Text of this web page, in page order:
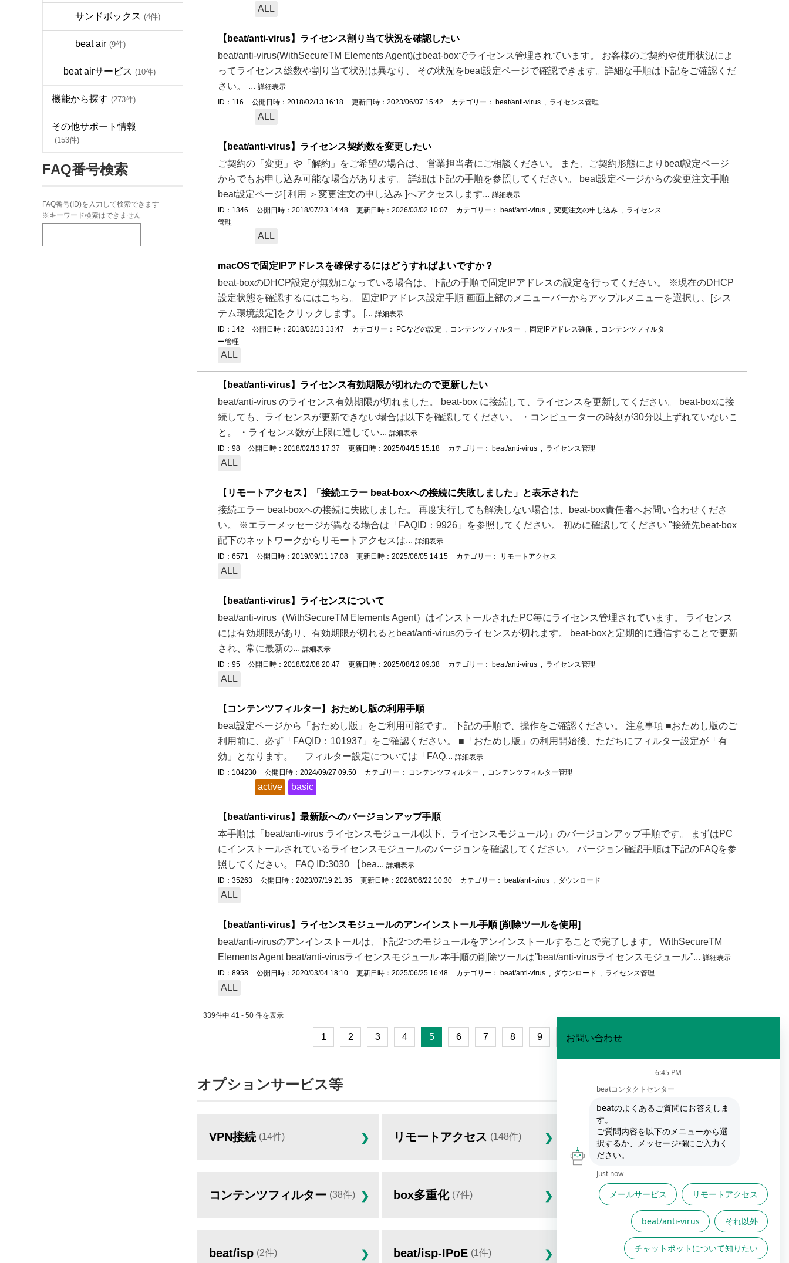
サンドボックス (4件)
beat air (9件)
beat airサービス (10件)
機能から探す (273件)
その他サポート情報
(153件)
FAQ番号検索
FAQ番号(ID)を入力して検索できます
※キーワード検索はできません
ALL
【beat/anti-virus】ライセンス割り当て状況を確認したい
beat/anti-virus(WithSecureTM Elements Agent)はbeat-boxでライセンス管理されています。 お客様のご契約や使用状況によ
ってライセンス総数や割り当て状況は異なり、 その状況をbeat設定ページで確認できます。詳細な手順は下記をご確認くだ
さい。 ... 詳細表示
ID：116
公開日時：2018/02/13 16:18 更新日時：2023/06/07 15:42 カテゴリー： beat/anti-virus , ライセンス管理
ALL
【beat/anti-virus】ライセンス契約数を変更したい
ご契約の「変更」や「解約」をご希望の場合は、 営業担当者にご相談ください。 また、ご契約形態によりbeat設定ページ
からでもお申し込み可能な場合があります。 詳細は下記の手順を参照してください。 beat設定ページからの変更注文手順
beat設定ページ[ 利用 ＞変更注文の申し込み ]へアクセスします... 詳細表示
ID：1346
公開日時：2018/07/23 14:48 更新日時：2026/03/02 10:07 カテゴリー： beat/anti-virus , 変更注文の申し込み , ライセンス
管理
ALL
macOSで固定IPアドレスを確保するにはどうすればよいですか？
beat-boxのDHCP設定が無効になっている場合は、下記の手順で固定IPアドレスの設定を行ってください。 ※現在のDHCP
設定状態を確認するにはこちら。 固定IPアドレス設定手順 画面上部のメニューバーからアップルメニューを選択し、[シス
テム環境設定]をクリックします。 [... 詳細表示
ID：142
公開日時：2018/02/13 13:47 カテゴリー： PCなどの設定 , コンテンツフィルター , 固定IPアドレス確保 , コンテンツフィルタ
ー管理
ALL
【beat/anti-virus】ライセンス有効期限が切れたので更新したい
beat/anti-virus のライセンス有効期限が切れました。 beat-box に接続して、ライセンスを更新してください。 beat-boxに接
続しても、ライセンスが更新できない場合は以下を確認してください。 ・コンピューターの時刻が30分以上ずれていないこ
と。 ・ライセンス数が上限に達してい... 詳細表示
ID：98
公開日時：2018/02/13 17:37 更新日時：2025/04/15 15:18 カテゴリー： beat/anti-virus , ライセンス管理
ALL
【リモートアクセス】「接続エラー beat-boxへの接続に失敗しました」と表示された
接続エラー beat-boxへの接続に失敗しました。 再度実行しても解決しない場合は、beat-box責任者へお問い合わせくださ
い。 ※エラーメッセージが異なる場合は「FAQID：9926」を参照してください。 初めに確認してください "接続先beat-box
配下のネットワークからリモートアクセスは... 詳細表示
ID：6571
公開日時：2019/09/11 17:08 更新日時：2025/06/05 14:15 カテゴリー： リモートアクセス
ALL
【beat/anti-virus】ライセンスについて
beat/anti-virus（WithSecureTM Elements Agent）はインストールされたPC毎にライセンス管理されています。 ライセンス
には有効期限があり、有効期限が切れるとbeat/anti-virusのライセンスが切れます。 beat-boxと定期的に通信することで更新
され、常に最新の... 詳細表示
ID：95
公開日時：2018/02/08 20:47 更新日時：2025/08/12 09:38 カテゴリー： beat/anti-virus , ライセンス管理
ALL
【コンテンツフィルター】おためし版の利用手順
beat設定ページから「おためし版」をご利用可能です。 下記の手順で、操作をご確認ください。 注意事項 ■おためし版のご
利用前に、必ず「FAQID：101937」をご確認ください。 ■「おためし版」の利用開始後、ただちにフィルター設定が「有
効」となります。 フィルター設定については「FAQ... 詳細表示
ID：104230
公開日時：2024/09/27 09:50 カテゴリー： コンテンツフィルター , コンテンツフィルター管理
active basic
【beat/anti-virus】最新版へのバージョンアップ手順
本手順は「beat/anti-virus ライセンスモジュール(以下、ライセンスモジュール)」のバージョンアップ手順です。 まずはPC
にインストールされているライセンスモジュールのバージョンを確認してください。 バージョン確認手順は下記のFAQを参
照してください。 FAQ ID:3030 【bea... 詳細表示
ID：35263
公開日時：2023/07/19 21:35 更新日時：2026/06/22 10:30 カテゴリー： beat/anti-virus , ダウンロード
ALL
【beat/anti-virus】ライセンスモジュールのアンインストール手順 [削除ツールを使用]
beat/anti-virusのアンインストールは、下記2つのモジュールをアンインストールすることで完了します。 WithSecureTM
Elements Agent beat/anti-virusライセンスモジュール 本手順の削除ツールは”beat/anti-virusライセンスモジュール”... 詳細表示
ID：8958
公開日時：2020/03/04 18:10 更新日時：2025/06/25 16:48 カテゴリー： beat/anti-virus , ダウンロード , ライセンス管理
ALL
339件中 41 - 50 件を表示
1 2 3 4 5 6 7 8 9 … 33 34
オプションサービス等
VPN接続 (14件) リモートアクセス (148件) beat/anti-virus (101件)
コンテンツフィルター (38件) box多重化 (7件) クラウド接続(active) (18件)
beat/isp (2件) beat/isp-IPoE (1件)
アプリケーション制御
(4件)